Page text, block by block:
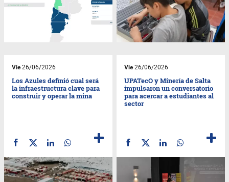
Vie26/06/2026
Los Azules definió cual será
la infraestructura clave para
construir y operar la mina
Vie26/06/2026
UPATecO y Minería de Salta
impulsaron un conversatorio
para acercar a estudiantes al
sector